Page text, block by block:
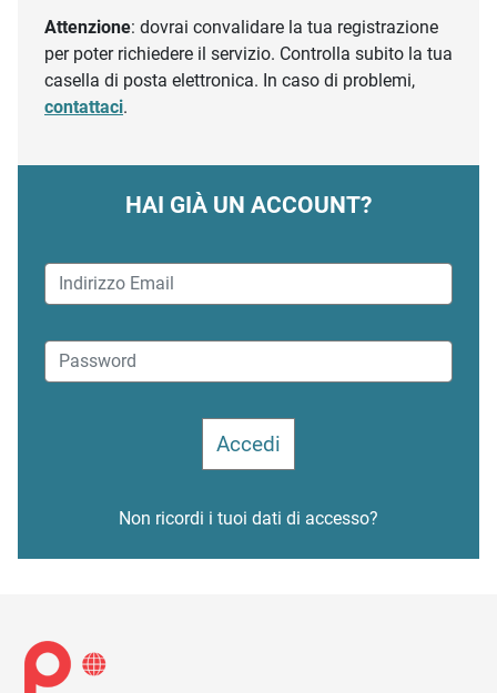
Attenzione: dovrai convalidare la tua registrazione
per poter richiedere il servizio. Controlla subito la tua
casella di posta elettronica. In caso di problemi,
contattaci.
HAI GIÀ UN ACCOUNT?
Non ricordi i tuoi dati di accesso?